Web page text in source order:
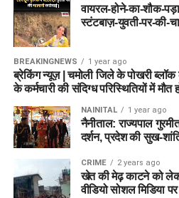
वायरल-होने-का-शौक-
स्टंटबाज़-युवती-पर-की-
BREAKINGNEWS 1 year ago
ब्रेकिंग न्यूज़ | चमोली जिले के पोखरी ब्लॉक
के कर्मचारी की संदिग्ध परिस्थितियों में मौत
NAINITAL 1 year ago
नैनीताल: राज्यपाल
दर्शन, प्रदेश की सुख-
CRIME 2 years ago
खेत की मेढ़ काटने को
वीडियो सोशल मिडिया